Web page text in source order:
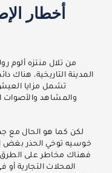
أخطار
من تلال منتزه ألوم
المدينة التاريخية،
تشمل مزايا العيش
والمشاهد والأصوات
لكن كما هو الحال مع
خوسيه توخي الحذر بغض
فهناك مخاطر على
المحلات التجارية